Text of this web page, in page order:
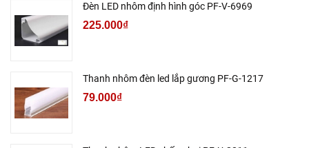
Đèn LED nhôm định hình góc PF-V-6969
225.000₫
Thanh nhôm đèn led lắp gương PF-G-1217
79.000₫